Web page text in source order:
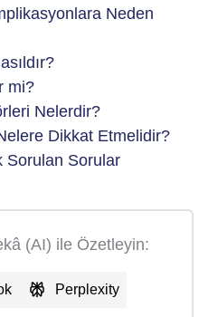
Neden
mi?
Nelerdir?
Dikkat Etmelidir?
Sorulan Sorular
(AI) ile Özetleyin:
Perplexity